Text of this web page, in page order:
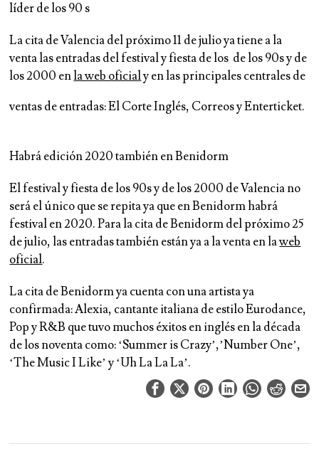
líder de los 90 s
La cita de Valencia del próximo 11 de julio ya tiene a la
venta las entradas del festival y fiesta de los de los 90s y de
los 2000 enla web oficialy en las principales centrales de
ventas de entradas: El Corte Inglés, Correos y Enterticket.
Habrá edición 2020 también en Benidorm
El festival y fiesta de los 90s y de los 2000 de Valencia no
será el único que se repita ya que en Benidorm habrá
festival en 2020. Para la cita de Benidorm del próximo 25
de julio, las entradas también están ya a la venta en laweb
oficial.
La cita de Benidorm ya cuenta con una artista ya
confirmada: Alexia, cantante italiana de estilo Eurodance,
Pop y R&B que tuvo muchos éxitos en inglés en la década
de los noventa como: ‘Summer is Crazy’,’Number One’,
‘The Music I Like’ y ‘Uh La La La’.